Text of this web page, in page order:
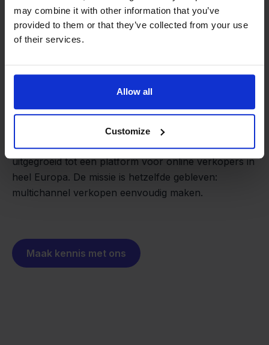
may combine it with other information that you’ve
provided to them or that they’ve collected from your use
of their services.
Allow all
Customize
investeerders of externe druk.
- Sander, Founder
Van retailer naar
softwarebouwer
Zo is Stockpilot ontstaan. Wat begon als een
oplossing voor ons eigen bedrijf, is inmiddels
uitgegroeid tot een platform voor online verkopers in
heel Europa. De missie is hetzelfde gebleven:
multichannel verkopen eenvoudig maken.
Maak kennis met ons